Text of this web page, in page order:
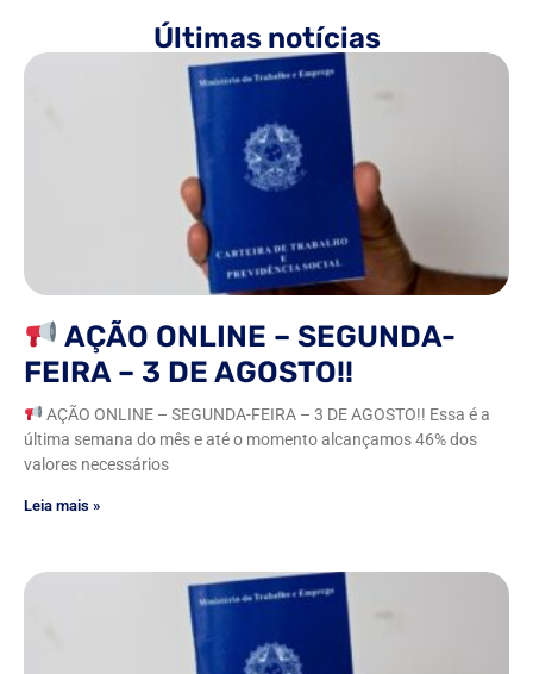
Últimas notícias
AÇÃO ONLINE – SEGUNDA-
FEIRA – 3 DE AGOSTO!!
AÇÃO ONLINE – SEGUNDA-FEIRA – 3 DE AGOSTO!! Essa é a
última semana do mês e até o momento alcançamos 46% dos
valores necessários
Leia mais »